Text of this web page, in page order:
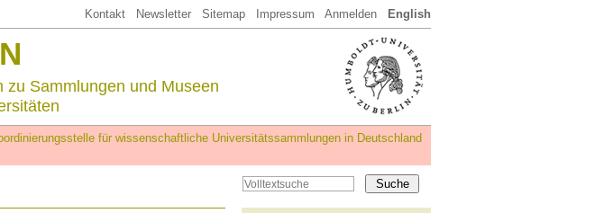
Kontakt Newsletter Sitemap Impressum Anmelden English
zu Sammlungen und Museen
für wissenschaftliche Universitätssammlungen in Deutschland